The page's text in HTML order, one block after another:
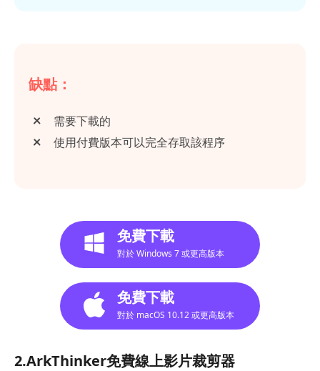
缺點：
需要下載的
使用付費版本可以完全存取該程序
免費下載
對於 Windows 7 或更高版本
免費下載
對於 macOS 10.12 或更高版本
2.ArkThinker免費線上影片裁剪器